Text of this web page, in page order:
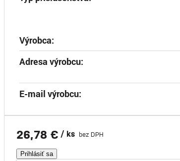
Výrobca:
Adresa výrobcu:
E-mail výrobcu:
26,78 € / ks bez DPH
Prihlásiť sa